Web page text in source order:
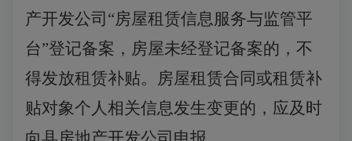
产开发公司 “房屋租赁信息服务与监管平
台”登记备案，房屋未经登记备案的，不
得发放租赁补贴。房屋租赁合同或租赁补
贴对象个人相关信息发生变更的，应及时